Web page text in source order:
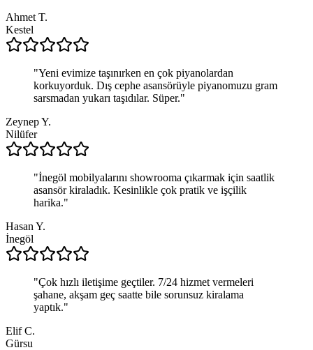
Ahmet T.
Kestel
"Yeni evimize taşınırken en çok piyanolardan
korkuyorduk. Dış cephe asansörüyle piyanomuzu gram
sarsmadan yukarı taşıdılar. Süper."
Zeynep Y.
Nilüfer
"İnegöl mobilyalarını showrooma çıkarmak için saatlik
asansör kiraladık. Kesinlikle çok pratik ve işçilik
harika."
Hasan Y.
İnegöl
"Çok hızlı iletişime geçtiler. 7/24 hizmet vermeleri
şahane, akşam geç saatte bile sorunsuz kiralama
yaptık."
Elif C.
Gürsu